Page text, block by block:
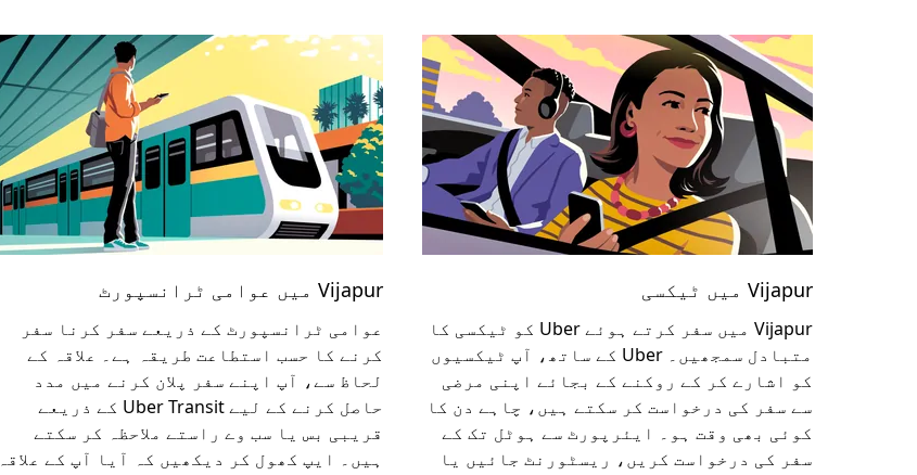
Vijapur میں ٹیکسی
Vijapur میں سفر کرتے ہوئے Uber کو ٹیکسی کا
متبادل سمجھیں۔ Uber کے ساتھ، آپ ٹیکسیوں
کو اشارے کر کے روکنے کے بجائے اپنی مرضی
سے سفر کی درخواست کر سکتے ہیں، چاہے دن کا
کوئی بھی وقت ہو۔ ایئرپورٹ سے ہوٹل تک کے
سفر کی درخواست کریں، ریسٹورنٹ جائیں یا
Vijapur میں عوامی ٹرانسپورٹ
عوامی ٹرانسپورٹ کے ذریعے سفر کرنا سفر
کرنے کا حسب استطاعت طریقہ ہے۔ علاقہ کے
لحاظ سے، آپ اپنے سفر پلان کرنے میں مدد
حاصل کرنے کے لیے Uber Transit کے ذریعے
قریبی بس یا سب وے راستے ملاحظہ کر سکتے
ہیں۔ ایپ کھول کر دیکھیں کہ آیا آپ کے علاقہ